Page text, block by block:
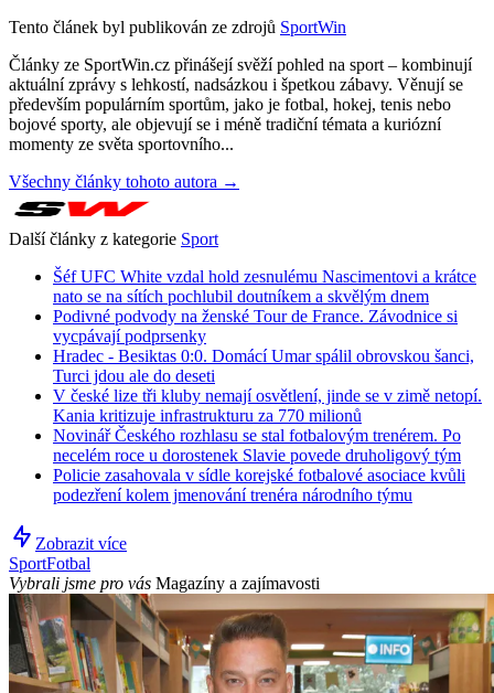
Tento článek byl publikován ze zdrojů SportWin
Články ze SportWin.cz přinášejí svěží pohled na sport – kombinují
aktuální zprávy s lehkostí, nadsázkou i špetkou zábavy. Věnují se
především populárním sportům, jako je fotbal, hokej, tenis nebo
bojové sporty, ale objevují se i méně tradiční témata a kuriózní
momenty ze světa sportovního...
Všechny články tohoto autora →
Další články z kategorie Sport
Šéf UFC White vzdal hold zesnulému Nascimentovi a krátce
nato se na sítích pochlubil doutníkem a skvělým dnem
Podivné podvody na ženské Tour de France. Závodnice si
vycpávají podprsenky
Hradec - Besiktas 0:0. Domácí Umar spálil obrovskou šanci,
Turci jdou ale do deseti
V české lize tři kluby nemají osvětlení, jinde se v zimě netopí.
Kania kritizuje infrastrukturu za 770 milionů
Novinář Českého rozhlasu se stal fotbalovým trenérem. Po
necelém roce u dorostenek Slavie povede druholigový tým
Policie zasahovala v sídle korejské fotbalové asociace kvůli
podezření kolem jmenování trenéra národního týmu
Zobrazit více
SportFotbal
Vybrali jsme pro vás Magazíny a zajímavosti